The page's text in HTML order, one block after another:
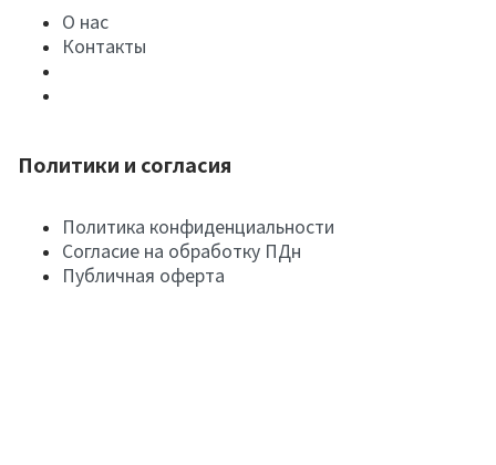
О нас
Контакты
Политики и согласия
Политика конфиденциальности
Согласие на обработку ПДн
Публичная оферта